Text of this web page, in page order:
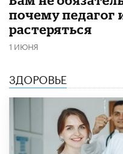
почему педагог
растеряться
1 ИЮНЯ
ЗДОРОВЬЕ